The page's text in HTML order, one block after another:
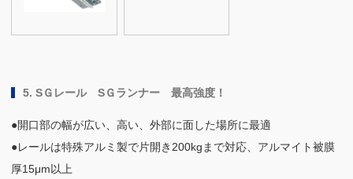
5. SＧレール SＧランナー 最高強度！
●開口部の幅が広い、高い、外部に面した場所に最適
●レールは特殊アルミ製で片開き200kgまで対応、アルマイト被膜
厚15μm以上